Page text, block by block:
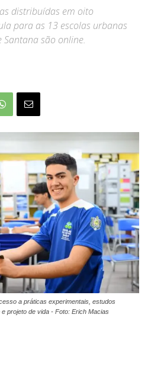
distribuídas em oito
para as 13 escolas urbanas
são online.
a práticas experimentais, estudos
projeto de vida - Foto: Erich Macias